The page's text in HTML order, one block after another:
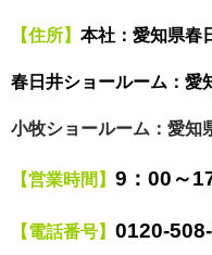
【住所】 本社： 愛知県春
春日井ショールーム：愛
小牧ショールーム：愛知
【営業時間】 9 ：00～
【電話番号】 0120